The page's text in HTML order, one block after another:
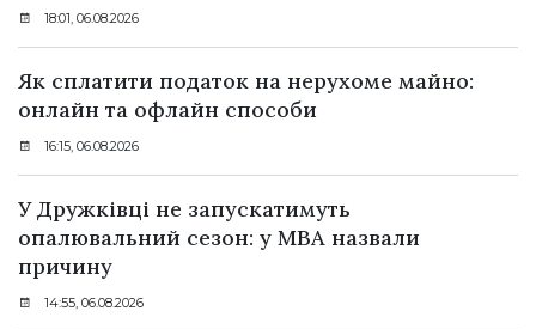
18:01, 06.08.2026
Як сплатити податок на нерухоме майно:
онлайн та офлайн способи
16:15, 06.08.2026
У Дружківці не запускатимуть
опалювальний сезон: у МВА назвали
причину
14:55, 06.08.2026